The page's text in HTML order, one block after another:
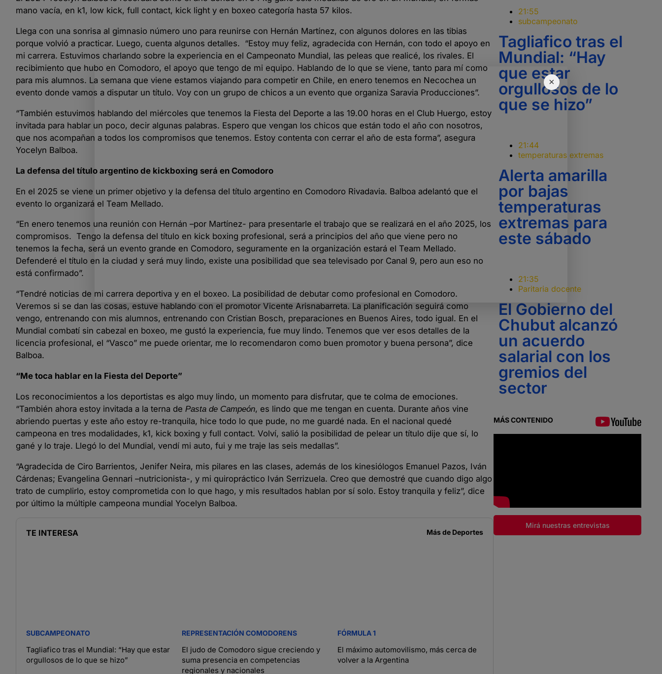
×
mano vacía, en k1, low kick, full contact, kick light y en boxeo categoría hasta 57 kilos.
Llega con una sonrisa al gimnasio número uno para reunirse con Hernán Martínez, con algunos dolores en las tibias
porque volvió a practicar. Luego, cuenta algunos detalles. “Estoy muy feliz, agradecida con Hernán, con todo el apoyo en
mi carrera. Estuvimos charlando sobre la experiencia en el Campeonato Mundial, las peleas que realicé, los rivales. El
recibimiento que hubo en Comodoro, el apoyo que tengo de mi equipo. Hablando de lo que se viene, tanto para mí como
para mis alumnos. La semana que viene estamos viajando para competir en Chile, en enero tenemos en Necochea un
evento donde vamos a disputar un título. Voy con un grupo de chicos a un evento que organiza Saravia Producciones”.
“También estuvimos hablando del miércoles que tenemos la Fiesta del Deporte a las 19.00 horas en el Club Huergo, estoy
invitada para hablar un poco, decir algunas palabras. Espero que vengan los chicos que están todo el año con nosotros,
que nos acompañan a todos los compromisos que tenemos. Estoy contenta con cerrar el año de esta forma”, asegura
Yocelyn Balboa.
La defensa del título argentino de kickboxing será en Comodoro
En el 2025 se viene un primer objetivo y la defensa del título argentino en Comodoro Rivadavia. Balboa adelantó que el
evento lo organizará el Team Mellado.
“En enero tenemos una reunión con Hernán –por Martínez- para presentarle el trabajo que se realizará en el año 2025, los
compromisos. Tengo la defensa del título en kick boxing profesional, será a principios del año que viene pero no
tenemos la fecha, será un evento grande en Comodoro, seguramente en la organización estará el Team Mellado.
Defenderé el título en la ciudad y será muy lindo, existe una posibilidad que sea televisado por Canal 9, pero aun eso no
está confirmado”.
“Tendré noticias de mi carrera deportiva y en el boxeo. La posibilidad de debutar como profesional en Comodoro.
Veremos si se dan las cosas, estuve hablando con el promotor Vicente Arisnabarreta. La planificación seguirá como
vengo, entrenando con mis alumnos, entrenando con Cristian Bosch, preparaciones en Buenos Aires, todo igual. En el
Mundial combatí sin cabezal en boxeo, me gustó la experiencia, fue muy lindo. Tenemos que ver esos detalles de la
licencia profesional, el “Vasco” me puede orientar, me lo recomendaron como buen promotor y buena persona”, dice
Balboa.
“Me toca hablar en la Fiesta del Deporte”
Los reconocimientos a los deportistas es algo muy lindo, un momento para disfrutar, que te colma de emociones.
“También ahora estoy invitada a la terna de Pasta de Campeón, es lindo que me tengan en cuenta. Durante años vine
abriendo puertas y este año estoy re-tranquila, hice todo lo que pude, no me guardé nada. En el nacional quedé
campeona en tres modalidades, k1, kick boxing y full contact. Volví, salió la posibilidad de pelear un título dije que sí, lo
gané y lo traje. Llegó lo del Mundial, vendí mi auto, fui y me traje las seis medallas”.
“Agradecida de Ciro Barrientos, Jenifer Neira, mis pilares en las clases, además de los kinesiólogos Emanuel Pazos, Iván
Cárdenas; Evangelina Gennari –nutricionista-, y mi quiropráctico Iván Serrizuela. Creo que demostré que cuando digo algo
trato de cumplirlo, estoy comprometida con lo que hago, y mis resultados hablan por sí solo. Estoy tranquila y feliz”, dice
por último la múltiple campeona mundial Yocelyn Balboa.
TE INTERESA Más de Deportes
SUBCAMPEONATO
Tagliafico tras el Mundial: “Hay que estar
orgullosos de lo que se hizo”
REPRESENTACIÓN COMODORENS
El judo de Comodoro sigue creciendo y
suma presencia en competencias
regionales y nacionales
FÓRMULA 1
El máximo automovilismo, más cerca de
volver a la Argentina
21:55
subcampeonato
Tagliafico tras el
Mundial: “Hay
que estar
orgullosos de lo
que se hizo”
21:44
temperaturas extremas
Alerta amarilla
por bajas
temperaturas
extremas para
este sábado
21:35
Paritaria docente
El Gobierno del
Chubut alcanzó
un acuerdo
salarial con los
gremios del
sector
MÁS CONTENIDO
Mirá nuestras entrevistas